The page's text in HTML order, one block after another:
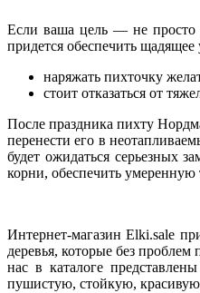
Если ваша цель — не просто
придется обеспечить
наряжать пихточку
стоит отказаться от
После праздника пихту
перенести его в
будет ожидаться серьезных
корни, обеспечить умеренную
Интернет-магазин Elki.sale
деревья, которые без
нас в каталоге
пушистую, стойкую,